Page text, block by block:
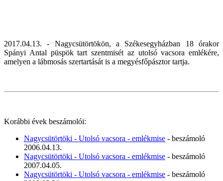
2017.04.13. - Nagycsütörtökön, a Székesegyházban 18 órakor
Spányi Antal püspök tart szentmisét az utolsó vacsora emlékére,
amelyen a lábmosás szertartását is a megyésfőpásztor tartja.
Korábbi évek beszámolói:
Nagycsütörtöki - Utolsó vacsora - emlékmise - beszámoló
2006.04.13.
Nagycsütörtöki - Utolsó vacsora - emlékmise - beszámoló
2007.04.05.
Nagycsütörtöki - Utolsó vacsora - emlékmise - beszámoló